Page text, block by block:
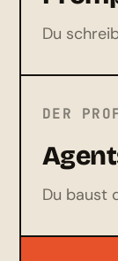
Du
DER
Du baust